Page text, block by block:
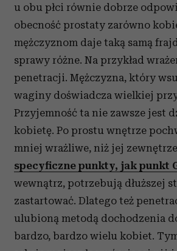
u obu płci równie dobrze
obecność prostaty zarówno
mężczyznom daje taką samą
sprawy różne. Na przykład
penetracji. Mężczyzna, który
waginy doświadcza wielkiej
Przyjemność ta nie zawsze jest
kobietę. Po prostu wnętrze
mniej wrażliwe, niż jej
specyficzne punkty, jak punkt
wewnątrz, potrzebują dłuższej
zastartować. Dlatego też
ulubioną metodą dochodzenia
bardzo, bardzo wielu kobiet.